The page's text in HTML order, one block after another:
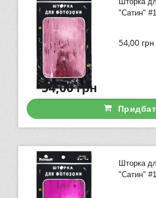
"Сатин"
54,00 грн
54,00грн
Шторка
"Сатин"